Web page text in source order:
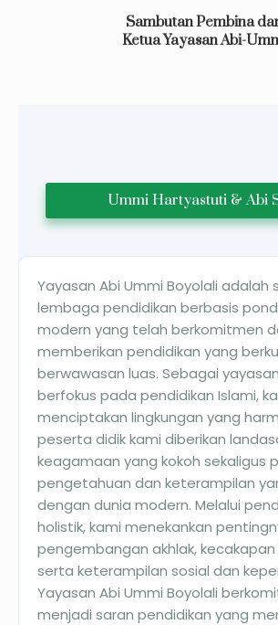
Sambutan Pembina
Ketua Yayasan Abi-
Ummi Hartyastuti & Abi
Yayasan Abi Ummi Boyolali adalah
lembaga pendidikan berbasis
modern yang telah berkomitmen
memberikan pendidikan yang
berwawasan luas. Sebagai
berfokus pada pendidikan Islami,
menciptakan lingkungan yang
peserta didik kami diberikan
keagamaan yang kokoh sekaligus
pengetahuan dan keterampilan
dengan dunia modern. Melalui
holistik, kami menekankan
pengembangan akhlak,
serta keterampilan sosial dan
Yayasan Abi Ummi Boyolali
menjadi saran pendidikan yang